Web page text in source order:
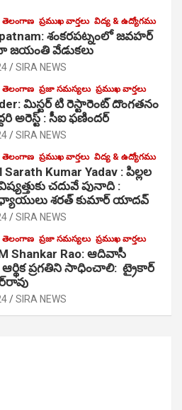
తెలంగాణ ప్రముఖ వార్తలు విద్య & ఉద్యోగము
శంకరపట్నంలో జవహర్
జయంతి వేడుకలు
SIRA NEWS
తెలంగాణ ప్రజా సమస్యలు ప్రముఖ వార్తలు
మిస్టర్ టి రెస్టారెంట్ దొంగతనం
అరెస్ట్ : సీఐ ఫణిందర్
SIRA NEWS
తెలంగాణ ప్రముఖ వార్తలు విద్య & ఉద్యోగము
Kumar Yadav : పిల్లల
చదువే పునాది :
శరత్ కుమార్ యాదవ్
SIRA NEWS
తెలంగాణ ప్రజా సమస్యలు ప్రముఖ వార్తలు
Shankar Rao: ఆదివాసీ
ప్రగతిని సాధించాలి: ట్రైకార్
SIRA NEWS